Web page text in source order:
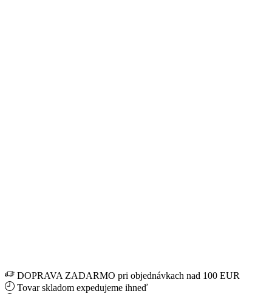
DOPRAVA ZADARMO pri objednávkach nad 100 EUR
Tovar skladom expedujeme ihneď